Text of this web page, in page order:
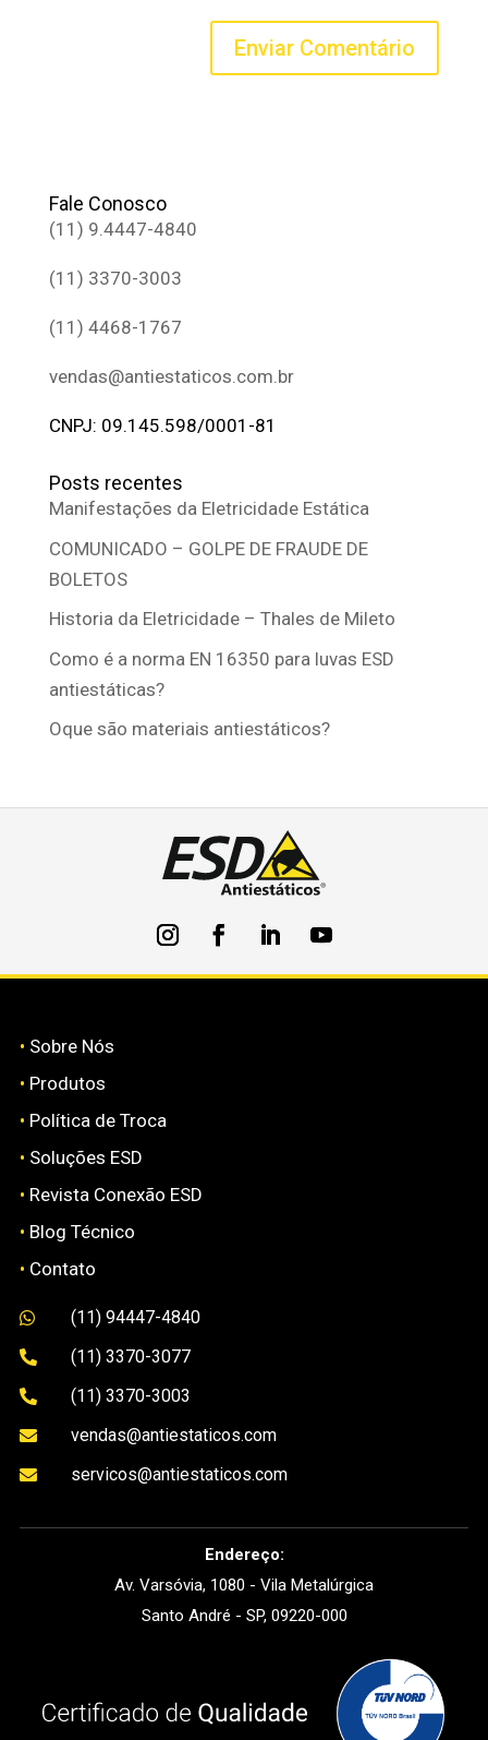
Fale Conosco
(11) 9.4447-4840
(11) 3370-3003
(11) 4468-1767
vendas@antiestaticos.com.br
CNPJ: 09.145.598/0001-81
Posts recentes
Manifestações da Eletricidade Estática
COMUNICADO – GOLPE DE FRAUDE DE
BOLETOS
Historia da Eletricidade – Thales de Mileto
Como é a norma EN 16350 para luvas ESD
antiestáticas?
Oque são materiais antiestáticos?
• Sobre Nós
• Produtos
• Política de Troca
• Soluções ESD
• Revista Conexão ESD
• Blog Técnico
• Contato
 (11) 94447-4840
 (11) 3370-3077
 (11) 3370-3003
 vendas@antiestaticos.com
 servicos@antiestaticos.com
Endereço:
Av. Varsóvia, 1080 - Vila Metalúrgica
Santo André - SP, 09220-000